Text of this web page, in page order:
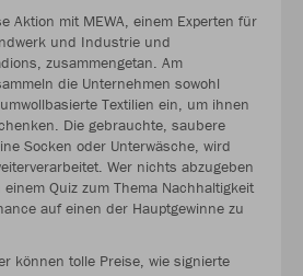
Aktion mit MEWA, einem Experten für
und Industrie und
zusammengetan. Am
die Unternehmen sowohl
Textilien ein, um ihnen
Die gebrauchte, saubere
Socken oder Unterwäsche, wird
Wer nichts abzugeben
Quiz zum Thema Nachhaltigkeit
auf einen der Hauptgewinne zu
können tolle Preise, wie signierte